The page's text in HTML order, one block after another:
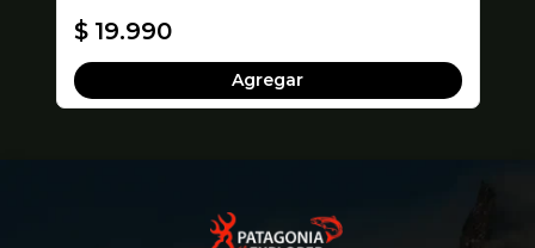
$ 19.990
Agregar